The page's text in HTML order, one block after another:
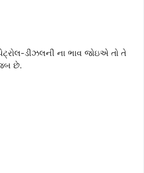
ડીઝલની ના ભાવ જોઇએ તો તે
છે.